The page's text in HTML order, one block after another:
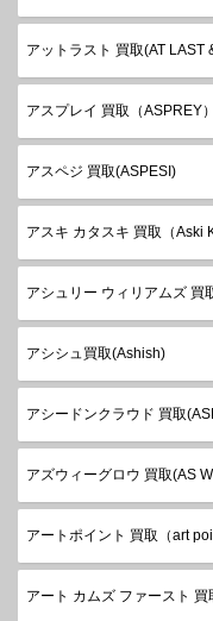
アットラスト 買取(AT LAST
アスプレイ 買取（ASPREY）
アスペジ 買取(ASPESI)
アスキ カタスキ 買取（Aski
アシュリー ウィリアムズ 買
アシシュ買取(Ashish)
アシードンクラウド 買取
アズウィーグロウ 買取(AS
アートポイント 買取（art
アート カムズ ファースト